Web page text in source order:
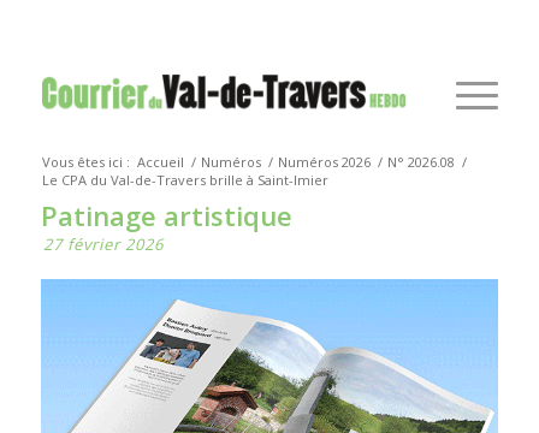
Vous êtes ici : Accueil / Numéros / Numéros 2026 / N° 2026.08 /
Le CPA du Val-de-Travers brille à Saint-Imier
Patinage artistique
27 février 2026